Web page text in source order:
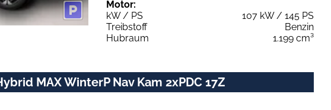
Motor:
kW / PS
107 kW / 145 PS
Treibstoff
Benzin
Hubraum
1.199 cm³
MAX WinterP Nav Kam 2xPDC 17Z